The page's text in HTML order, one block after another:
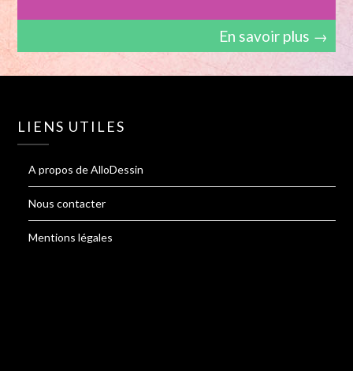
En savoir plus →
LIENS UTILES
A propos de AlloDessin
Nous contacter
Mentions légales